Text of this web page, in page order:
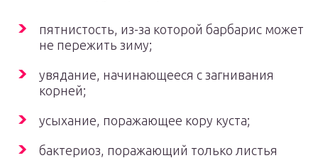
пятнистость, из-за которой барбарис может
не пережить зиму;
увядание, начинающееся с загнивания
корней;
усыхание, поражающее кору куста;
бактериоз, поражающий только листья